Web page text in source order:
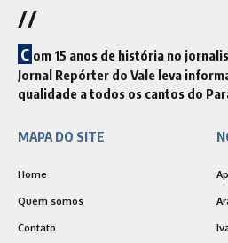
//
C om 15 anos de história no
Jornal Repórter do Vale leva
qualidade a todos os cantos do
MAPA DO SITE
Home
Quem somos
Contato